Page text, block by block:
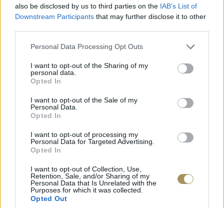
also be disclosed by us to third parties on the IAB’s List of
Downstream Participants that may further disclose it to other
Personal Data Processing Opt Outs
I want to opt-out of the Sharing of my
personal data.
Opted In
I want to opt-out of the Sale of my
Personal Data.
Opted In
I want to opt-out of processing my
Personal Data for Targeted Advertising.
Opted In
I want to opt-out of Collection, Use,
Retention, Sale, and/or Sharing of my
Personal Data that Is Unrelated with the
Purposes for which it was collected.
Opted Out
ΔΙΑΜΆΝΤΙ 0.35CT
€1.737€